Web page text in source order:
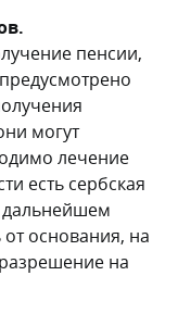
пенсии,
могут
лечение
есть сербская
основания, на
на